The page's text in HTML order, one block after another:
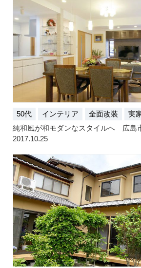
50代 インテリア 全面改装
実
純和風が和モダンなスタイルへ 広島
2017.10.25